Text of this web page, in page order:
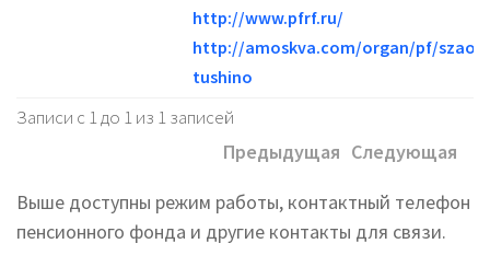
http://www.pfrf.ru/
http://amoskva.com/organ/pf/szao/
tushino
Записи с 1 до 1 из 1 записей
Предыдущая Следующая
Выше доступны режим работы, контактный телефон
пенсионного фонда и другие контакты для связи.